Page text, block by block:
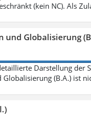
(kein NC). Als
und Globalisierung
Darstellung der
(B.A.) ist